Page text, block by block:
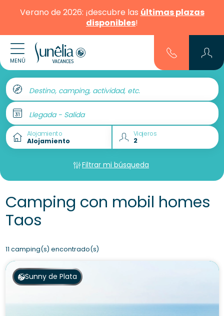
Verano de 2026: ¡descubre las últimas plazas
disponibles!
MENÚ
Destino, camping, actividad, etc.
Llegada - Salida
Alojamiento Viajeros
Filtrar mi búsqueda
Camping con mobil homes
Taos
11 camping(s) encontrado(s)
Sunny de Plata